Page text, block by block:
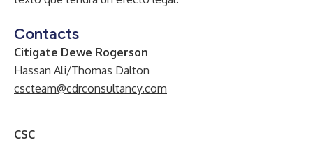
Contacts
Citigate Dewe Rogerson
Hassan Ali/Thomas Dalton
cscteam@cdrconsultancy.com
CSC